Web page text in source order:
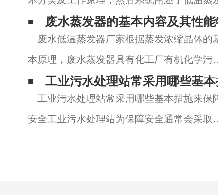
液浓缩、达标排放与处理、废液资源化利用
最后对未来的技术发展方向和技术革新提出
废水蒸发器的基本内容及其性
废水低温蒸发器厂家根据蒸发浓缩晶体的
本原理，废水蒸发器具有化工厂有机化学污
高盐浓度的特点。选择多效缓解压力蒸发浓
晶体有机化学污水，分离提取液中的盐，根
盐收集器采购，提取干燥采购或集中焚烧处
理，
工业污水处理站常采用哪些基
工业污水处理站常采用哪些基本措施来保
安全工业污水处理站为保障安全通常会采取
下基本措施： 1.定期安全培训：对污水